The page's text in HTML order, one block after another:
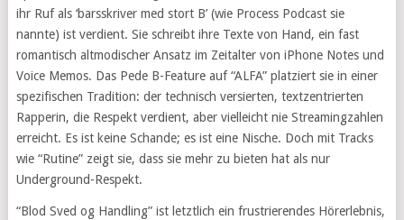
ihr Ruf als ‘barsskriver med stort B’ (wie Process Podcast sie
nannte) ist verdient. Sie schreibt ihre Texte von Hand, ein fast
romantisch altmodischer Ansatz im Zeitalter von iPhone Notes und
Voice Memos. Das Pede B-Feature auf “ALFA” platziert sie in einer
spezifischen Tradition: der technisch versierten, textzentrierten
Rapperin, die Respekt verdient, aber vielleicht nie Streamingzahlen
erreicht. Es ist keine Schande; es ist eine Nische. Doch mit Tracks
wie “Rutine” zeigt sie, dass sie mehr zu bieten hat als nur
Underground-Respekt.
“Blod Sved og Handling” ist letztlich ein frustrierendes Hörerlebnis,